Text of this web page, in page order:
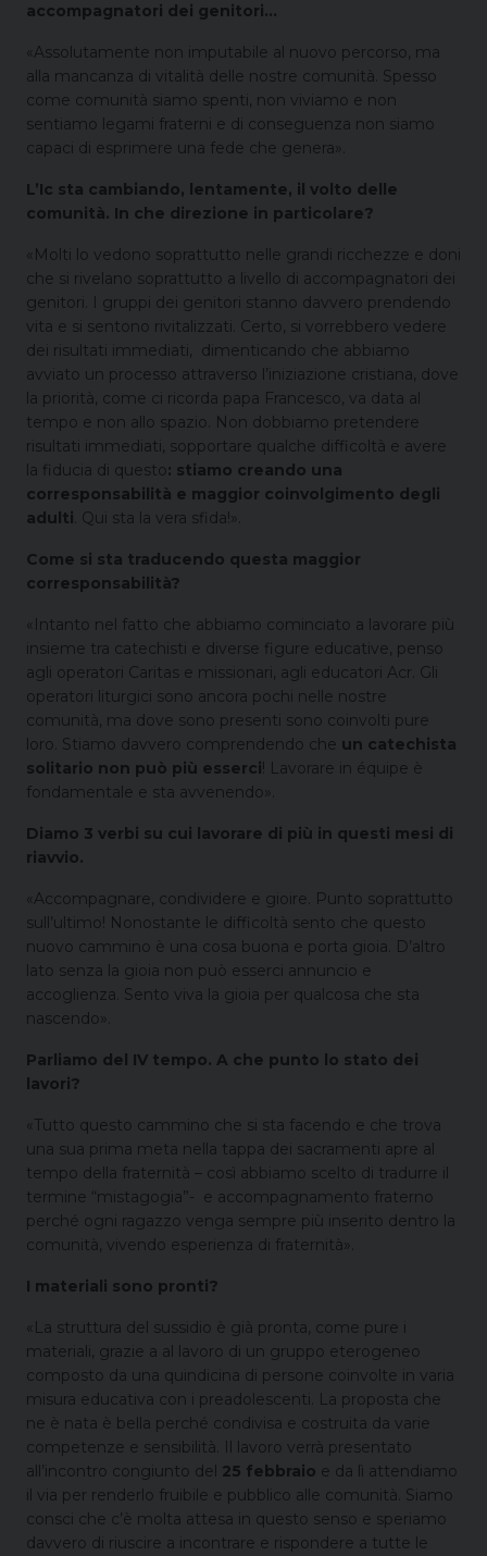
accompagnatori dei genitori…
«Assolutamente non imputabile al nuovo percorso, ma
alla mancanza di vitalità delle nostre comunità. Spesso
come comunità siamo spenti, non viviamo e non
sentiamo legami fraterni e di conseguenza non siamo
capaci di esprimere una fede che genera».
L’Ic sta cambiando, lentamente, il volto delle
comunità. In che direzione in particolare?
«Molti lo vedono soprattutto nelle grandi ricchezze e doni
che si rivelano soprattutto a livello di accompagnatori dei
genitori. I gruppi dei genitori stanno davvero prendendo
vita e si sentono rivitalizzati. Certo, si vorrebbero vedere
dei risultati immediati, dimenticando che abbiamo
avviato un processo attraverso l’iniziazione cristiana, dove
la priorità, come ci ricorda papa Francesco, va data al
tempo e non allo spazio. Non dobbiamo pretendere
risultati immediati, sopportare qualche difficoltà e avere
la fiducia di questo: stiamo creando una
corresponsabilità e maggior coinvolgimento degli
adulti . Qui sta la vera sfida!».
Come si sta traducendo questa maggior
corresponsabilità?
«Intanto nel fatto che abbiamo cominciato a lavorare più
insieme tra catechisti e diverse figure educative, penso
agli operatori Caritas e missionari, agli educatori Acr. Gli
operatori liturgici sono ancora pochi nelle nostre
comunità, ma dove sono presenti sono coinvolti pure
loro. Stiamo davvero comprendendo che un catechista
solitario non può più esserci! Lavorare in équipe è
fondamentale e sta avvenendo».
Diamo 3 verbi su cui lavorare di più in questi mesi di
riavvio.
«Accompagnare, condividere e gioire. Punto soprattutto
sull’ultimo! Nonostante le difficoltà sento che questo
nuovo cammino è una cosa buona e porta gioia. D’altro
lato senza la gioia non può esserci annuncio e
accoglienza. Sento viva la gioia per qualcosa che sta
nascendo».
Parliamo del IV tempo. A che punto lo stato dei
lavori?
«Tutto questo cammino che si sta facendo e che trova
una sua prima meta nella tappa dei sacramenti apre al
tempo della fraternità – così abbiamo scelto di tradurre il
termine “mistagogia”- e accompagnamento fraterno
perché ogni ragazzo venga sempre più inserito dentro la
comunità, vivendo esperienza di fraternità».
I materiali sono pronti?
«La struttura del sussidio è già pronta, come pure i
materiali, grazie a al lavoro di un gruppo eterogeneo
composto da una quindicina di persone coinvolte in varia
misura educativa con i preadolescenti. La proposta che
ne è nata è bella perché condivisa e costruita da varie
competenze e sensibilità. Il lavoro verrà presentato
all’incontro congiunto del 25 febbraio e da lì attendiamo
il via per renderlo fruibile e pubblico alle comunità. Siamo
consci che c’è molta attesa in questo senso e speriamo
davvero di riuscire a incontrare e rispondere a tutte le